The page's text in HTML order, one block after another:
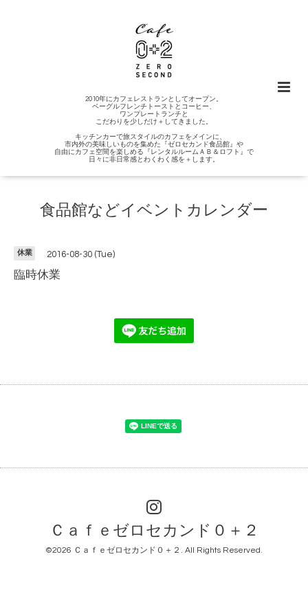
2010年にカフェレストランとしてオープン。
ベーグルフレンチトーストとコーヒー、
ワンプレートランチと
こだわりを少しだけ＋してきました。
キッチンカーで旅スタイルのカフェをメインに、
市内外の美味しいものを集めた『ゼロセカンド食品館』や
自由にカフェ空間を楽しめる『レンタルルームＡＢ＆ロフト』で
日々に非日常感とわくわく感を＋します。
食品館などイベントカレンダー
休業 2016-08-30 (Tue)
臨時休業
Ｃａｆｅゼロセカンド０＋２
©2026 Ｃａｆｅゼロセカンド０＋２ . All Rights Reserved.